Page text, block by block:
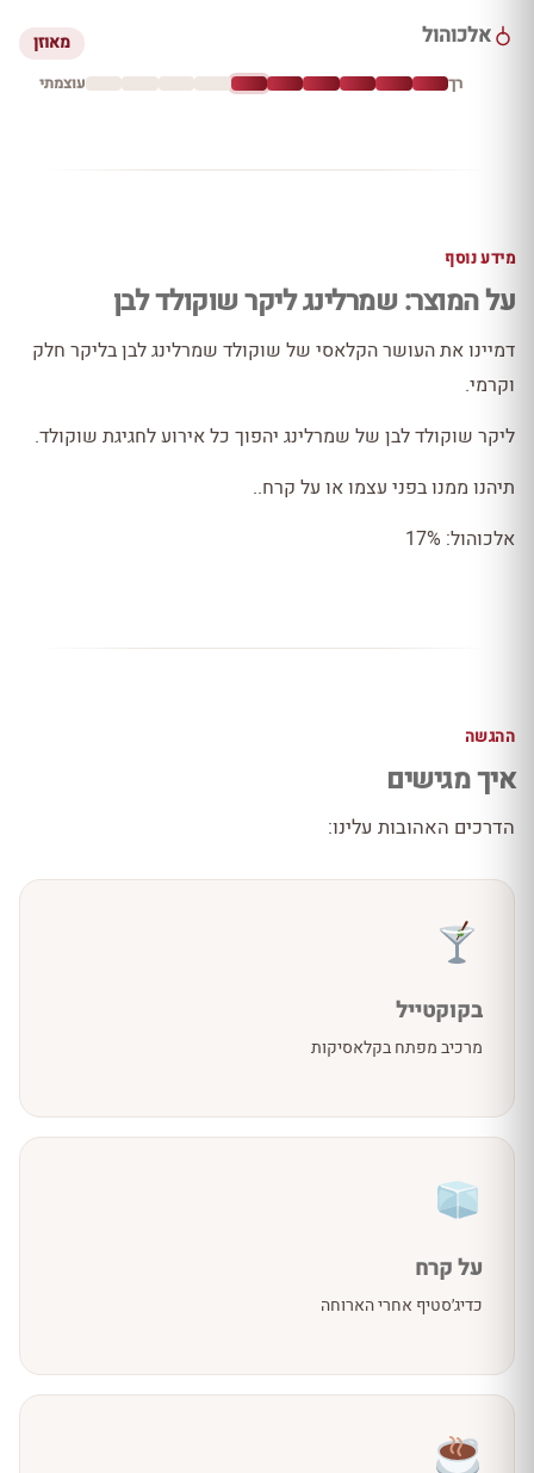
אלכוהול מאוזן
רך עוצמתי
מידע נוסף
על המוצר: שמרלינג ליקר שוקולד לבן
דמיינו את העושר הקלאסי של שוקולד שמרלינג לבן בליקר חלק
וקרמי.
ליקר שוקולד לבן של שמרלינג יהפוך כל אירוע לחגיגת שוקולד.
תיהנו ממנו בפני עצמו או על קרח..
אלכוהול: 17%
ההגשה
איך מגישים
הדרכים האהובות עלינו:
בקוקטייל
מרכיב מפתח בקלאסיקות
על קרח
כדיג׳סטיף אחרי הארוחה